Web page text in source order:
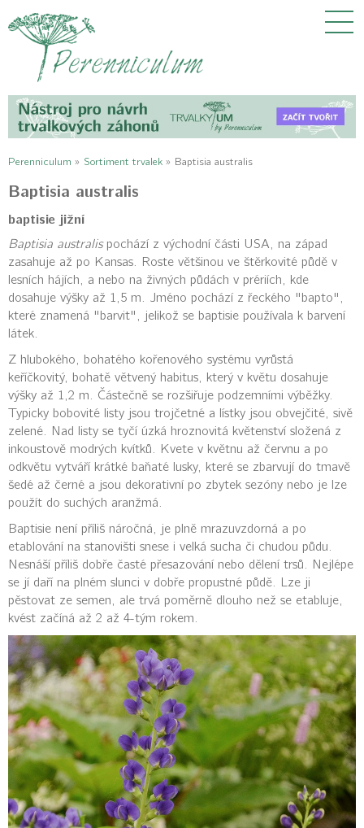
Perenniculum » Sortiment trvalek » Baptisia australis
Baptisia australis
baptisie jižní
Baptisia australispochází z východní části USA, na západ
zasahuje až po Kansas. Roste většinou ve štěrkovité půdě v
lesních hájích, a nebo na živných půdách v prériích, kde
dosahuje výšky až 1,5 m. Jméno pochází z řeckého "bapto",
které znamená "barvit", jelikož se baptisie používala k barvení
látek.
Z hlubokého, bohatého kořenového systému vyrůstá
keříčkovitý, bohatě větvený habitus, který v květu dosahuje
výšky až 1,2 m. Částečně se rozšiřuje podzemními výběžky.
Typicky bobovité listy jsou trojčetné a lístky jsou obvejčité, sivě
zelené. Nad listy se tyčí úzká hroznovitá květenství složená z
inkoustově modrých kvítků. Kvete v květnu až červnu a po
odkvětu vytváří krátké baňaté lusky, které se zbarvují do tmavě
šedé až černé a jsou dekorativní po zbytek sezóny nebo je lze
použít do suchých aranžmá.
Baptisie není příliš náročná, je plně mrazuvzdorná a po
etablování na stanovišti snese i velká sucha či chudou půdu.
Nesnáší příliš dobře časté přesazování nebo dělení trsů. Nejlépe
se jí daří na plném slunci v dobře propustné půdě. Lze ji
pěstovat ze semen, ale trvá poměrně dlouho než se etabluje,
kvést začíná až 2 až 4-tým rokem.